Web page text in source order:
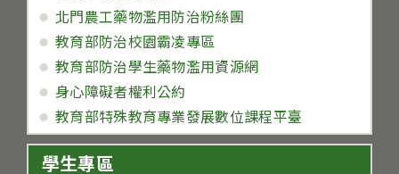
北門農工藥物濫用防治粉絲團
教育部防治校園霸凌專區
教育部防治學生藥物濫用資源網
身心障礙者權利公約
教育部特殊教育專業發展數位課程平臺
學生專區